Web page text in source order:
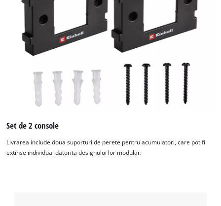
Avem nevoie de acordul dvs. pentru a
This content is not permitted to load due
to trackers that are not disclosed to the
visitor. The website owner needs to setup
the site with their CMP to add this content
Management Platform
Set de 2 console
Livrarea include doua suporturi de perete pentru acumulatori, care pot fi
extinse individual datorita designului lor modular.